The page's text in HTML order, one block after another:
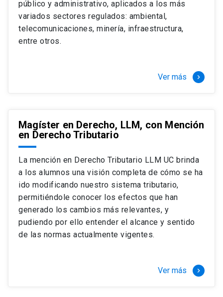
Si optas por la modalidad Full Time:
El LLM UC Full Time es una versión del programa
destinado principalmente a extranjeros, que permite
necesidades y expectativas profesionales, eligiendo
completamente al programa o compatibilizarás un
estudio intenso y exigente, con una muy baja carga
laboral, de marzo a noviembre, para dedicarte
completamente a la actividad de graduación de
diciembre a marzo.
2 cursos mínimos (10 créditos) Primer
semestre
+ 5 cursos a elección (50 créditos) Primer
semestre
+ 4 cursos a elección (40 créditos)
tres meses a tiempo completo (20
Juan Ignacio Piña Rochefort
Director Magíster en Derecho, LLM UC
público y administrativo, aplicados a los más
variados sectores regulados: ambiental,
telecomunicaciones, minería, infraestructura,
entre otros.
Ver más keyboard_arrow_right
Magíster en Derecho, LLM, con Mención
en Derecho Tributario
La mención en Derecho Tributario LLM UC brinda
a los alumnos una visión completa de cómo se ha
ido modificando nuestro sistema tributario,
permitiéndole conocer los efectos que han
generado los cambios más relevantes, y
pudiendo por ello entender el alcance y sentido
de las normas actualmente vigentes.
Ver más keyboard_arrow_right